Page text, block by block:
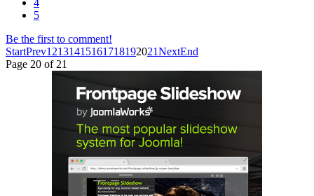
4
5
Be the first to comment!
StartPrev12131415161718192021NextEnd
Page 20 of 21